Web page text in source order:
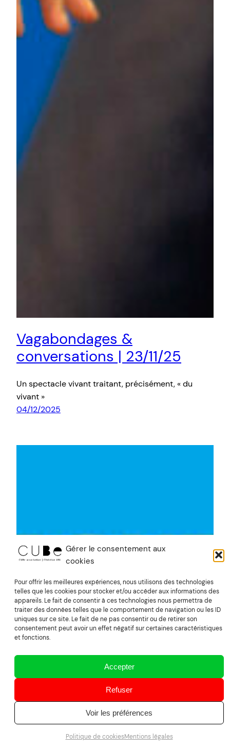
Gérer le consentement aux
cookies
Pour offrir les meilleures expériences, nous utilisons des technologies
telles que les cookies pour stocker et/ou accéder aux informations des
appareils. Le fait de consentir à ces technologies nous permettra de
traiter des données telles que le comportement de navigation ou les ID
uniques sur ce site. Le fait de ne pas consentir ou de retirer son
consentement peut avoir un effet négatif sur certaines caractéristiques
et fonctions.
Accepter
Refuser
Voir les préférences
Politique de cookiesMentions légales
Vagabondages &
conversations | 23/11/25
Un spectacle vivant traitant, précisément, « du
vivant »
04/12/2025